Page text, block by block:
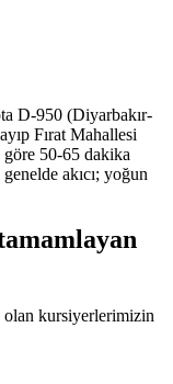
D-950 (Diyarbakır-
Fırat Mahallesi
50-65 dakika
akıcı; yoğun
olan kursiyerlerimizin